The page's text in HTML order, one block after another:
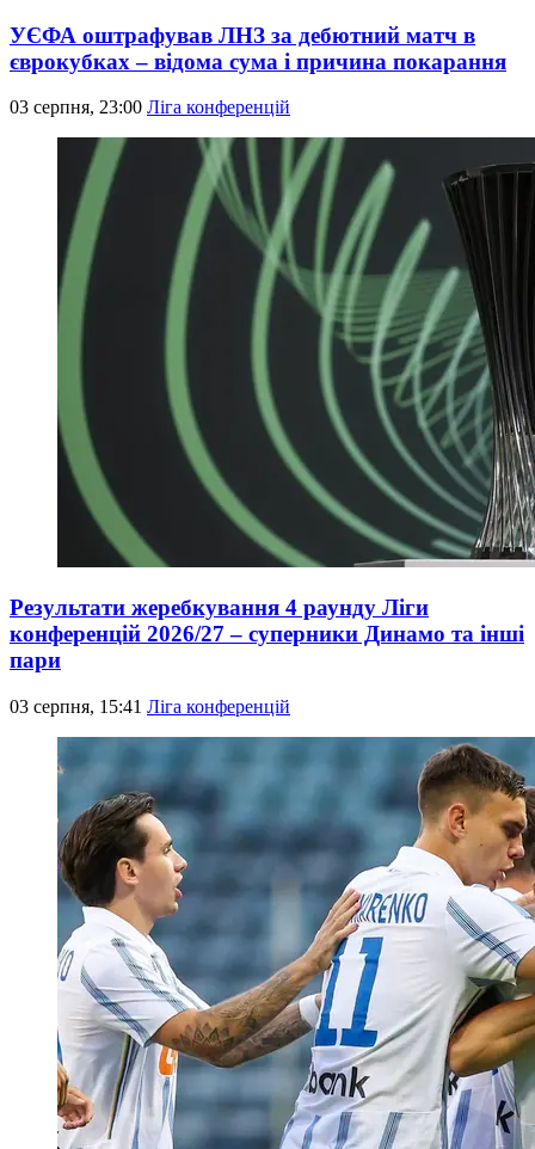
УЄФА оштрафував ЛНЗ за дебютний матч в
єврокубках – відома сума і причина покарання
03 серпня, 23:00 Ліга конференцій
Результати жеребкування 4 раунду Ліги
конференцій 2026/27 – суперники Динамо та інші
пари
03 серпня, 15:41 Ліга конференцій